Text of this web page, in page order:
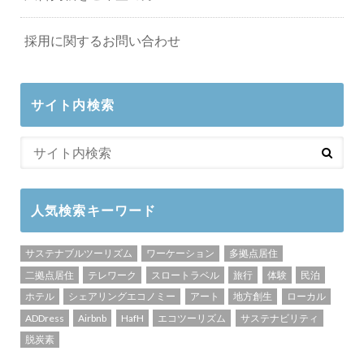
採用に関するお問い合わせ
サイト内検索
人気検索キーワード
サステナブルツーリズム ワーケーション
多拠点居住
二拠点居住
テレワーク スロートラベル 旅行 体験
民泊
ホテル
シェアリングエコノミー アート 地方創生
ローカル
ADDress
Airbnb HafH エコツーリズム
サステナビリティ
脱炭素